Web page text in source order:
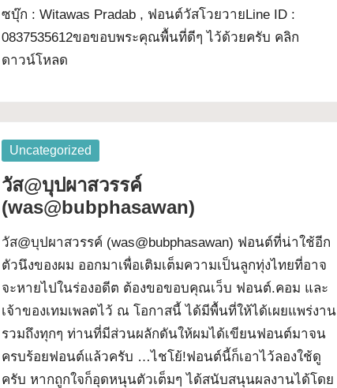
ซบุ๊ก : Witawas Pradab , ฟอนต์วัสโวยวายLine ID :
0837535612ขอขอบพระคุณพื้นที่ดีๆ ไว้ด้วยครับ คลิก
ดาวน์โหลด
Posted
Uncategorized
วัส@บุปผาสวรรค์
(was@bubphasawan)
วัส@บุปผาสวรรค์ (was@bubphasawan) ฟอนต์ที่น่าใช้อีก
ตัวนึงของผม ออกมาเพื่อเติมเต็มความเป็นลูกทุ่งไทยที่อาจ
จะหายไปในร่องอดีต ต้องขอขอบคุณเว็บ ฟอนต์.คอม และ
เจ้าของเทมเพลตไว้ ณ โอกาสนี้ ได้มีพื้นที่ให้ได้เผยแพร่งาน
รวมถึงทุกๆ ท่านที่มีส่วนผลักดันให้ผมได้เขียนฟอนต์มาจน
ครบร้อยฟอนต์แล้วครับ …ไชโย้!ฟอนต์นี้ก็เอาไว้ลองใช้ดู
ครับ หากถูกใจก็อุดหนุนตัวเต็มๆ ได้สนับสนุนผลงานได้โดย